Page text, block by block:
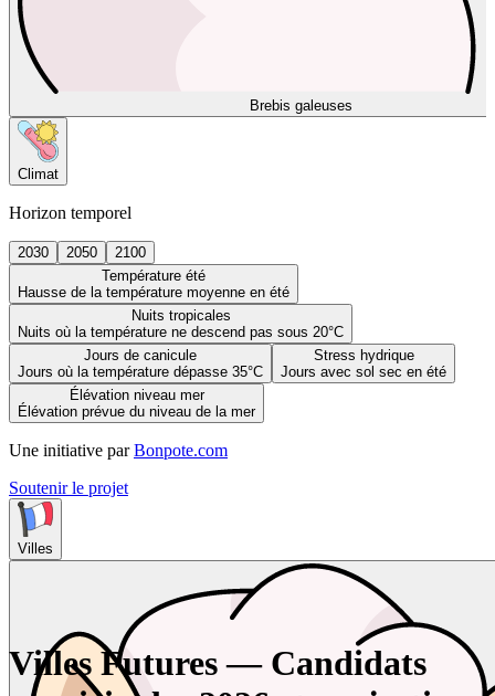
Brebis galeuses
Climat
Horizon temporel
2030 2050
2100
Température été
Hausse de la température moyenne en été
Nuits tropicales
Nuits où la température ne descend pas sous 20°C
Jours de canicule
Jours où la température dépasse 35°C
Stress hydrique
Jours avec sol sec en été
Élévation niveau mer
Élévation prévue du niveau de la mer
Une initiative par Bonpote.com
Soutenir le projet
Villes
Villes Futures — Candidats